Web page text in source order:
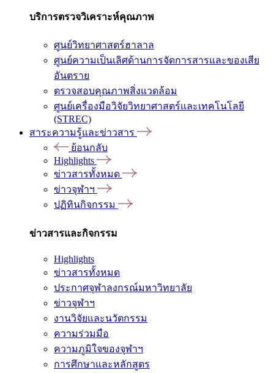
บริการตรวจวิเคราะห์คุณภาพ
ศูนย์วิทยาศาสตร์ฮาลาล
ศูนย์ความเป็นเลิศด้านการจัดการสารและของเสีย
อันตราย
ตรวจสอบคุณภาพสิ่งแวดล้อม
ศูนย์เครื่องมือวิจัยวิทยาศาสตร์และเทคโนโลยี
(STREC)
สาระความรู้และข่าวสาร
ย้อนกลับ
Highlights
ข่าวสารทั้งหมด
ข่าวจุฬาฯ
ปฏิทินกิจกรรม
ข่าวสารและกิจกรรม
Highlights
ข่าวสารทั้งหมด
ประกาศจุฬาลงกรณ์มหาวิทยาลัย
ข่าวจุฬาฯ
งานวิจัยและนวัตกรรม
ความร่วมมือ
ความภูมิใจของจุฬาฯ
การศึกษาและหลักสูตร